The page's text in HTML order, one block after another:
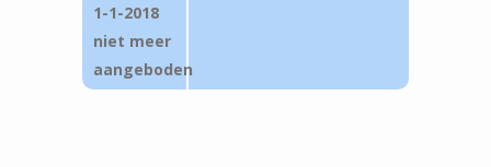
1-1-2018
niet meer
aangeboden